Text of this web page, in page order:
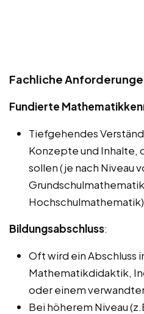
Fachliche
Fundierte
Tiefgehendes
Konzepte und Inhalte,
sollen (je nach Niveau
Bildungsabschluss:
Oft wird ein Abschluss
Mathematikdidaktik,
oder einem
Bei höherem Niveau